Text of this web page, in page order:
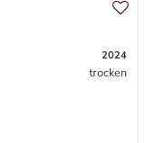
2024
trocken